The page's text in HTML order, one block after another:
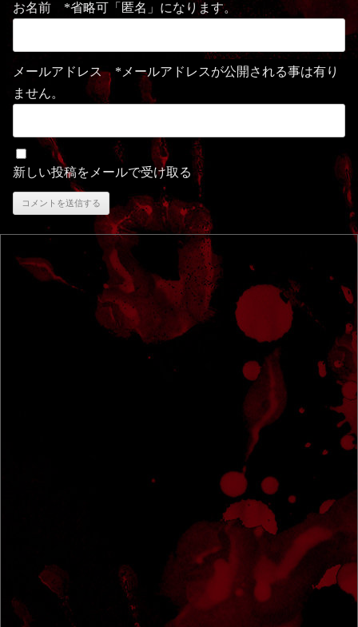
お名前 *省略可「匿名」になります。
メールアドレス *メールアドレスが公開される事は有り
ません。
新しい投稿をメールで受け取る